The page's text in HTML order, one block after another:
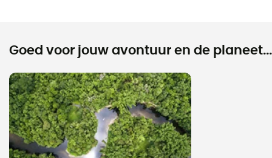
Goed voor jouw avontuur en de planeet...